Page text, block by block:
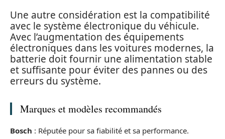
Une autre considération est la compatibilité
avec le système électronique du véhicule.
Avec l’augmentation des équipements
électroniques dans les voitures modernes, la
batterie doit fournir une alimentation stable
et suffisante pour éviter des pannes ou des
erreurs du système.
Marques et modèles recommandés
Bosch : Réputée pour sa fiabilité et sa performance.